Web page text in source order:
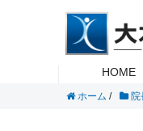
虫歯・歯周病・入
大
HOME
ホーム / 院